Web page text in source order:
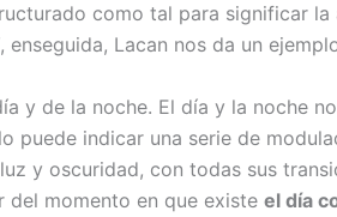
como tal para significar
enseguida, Lacan nos da un
y de la noche. El día y la noche
puede indicar una serie de
y oscuridad, con todas sus
del momento en que existe el día